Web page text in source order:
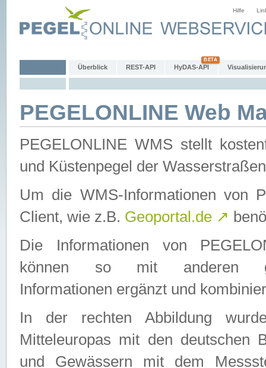
Hilfe
Überblick REST-API HyDAS-API
PEGELONLINE Web
PEGELONLINE WMS stellt
und Küstenpegel der
Um die WMS-Informationen von
Client, wie z.B. Geoportal.de ↗
Die Informationen von
können so mit anderen
Informationen ergänzt und
In der rechten Abbildung
Mitteleuropas mit den deutschen
und Gewässern mit dem